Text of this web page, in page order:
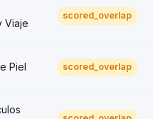
Viaje
scored_overlap
Piel scored_overlap